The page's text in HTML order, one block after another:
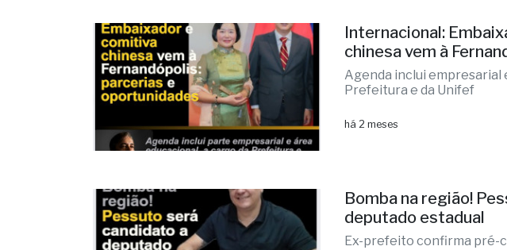
Internacional:
chinesa vem à
Agenda inclui empresarial
Prefeitura e da Unifef
há 2 meses
Bomba na região!
deputado estadual
Ex-prefeito confirma pré-